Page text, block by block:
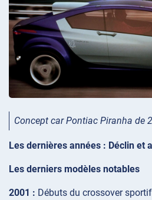
Concept car Pontiac Piranha de
Les dernières années : Déclin et
Les derniers modèles notables
2001 : Débuts du crossover